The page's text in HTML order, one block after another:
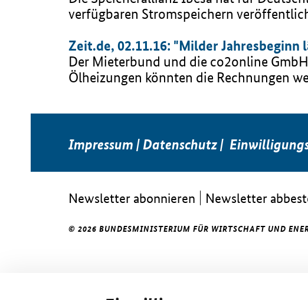
verfügbaren Stromspeichern
Zeit.de, 02.11.16: "Milder Jahresbeginn
Der Mieterbund und die co2online
Ölheizungen könnten die Rechnungen
Impressum |Datenschutz|
Newsletter abonnieren Newsletter
© 2026 BUNDESMINISTERIUM FÜR WIRTSCHAFT UND